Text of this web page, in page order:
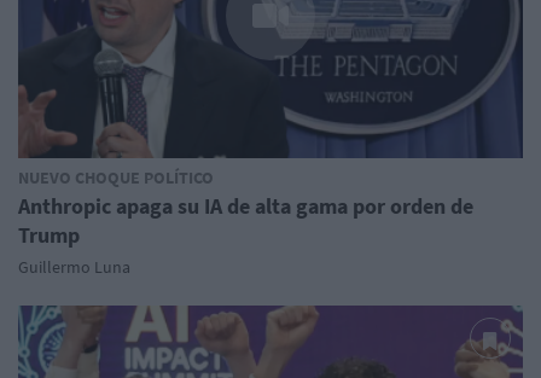
NUEVO CHOQUE POLÍTICO
Anthropic apaga su IA de alta gama por orden de
Trump
Guillermo Luna